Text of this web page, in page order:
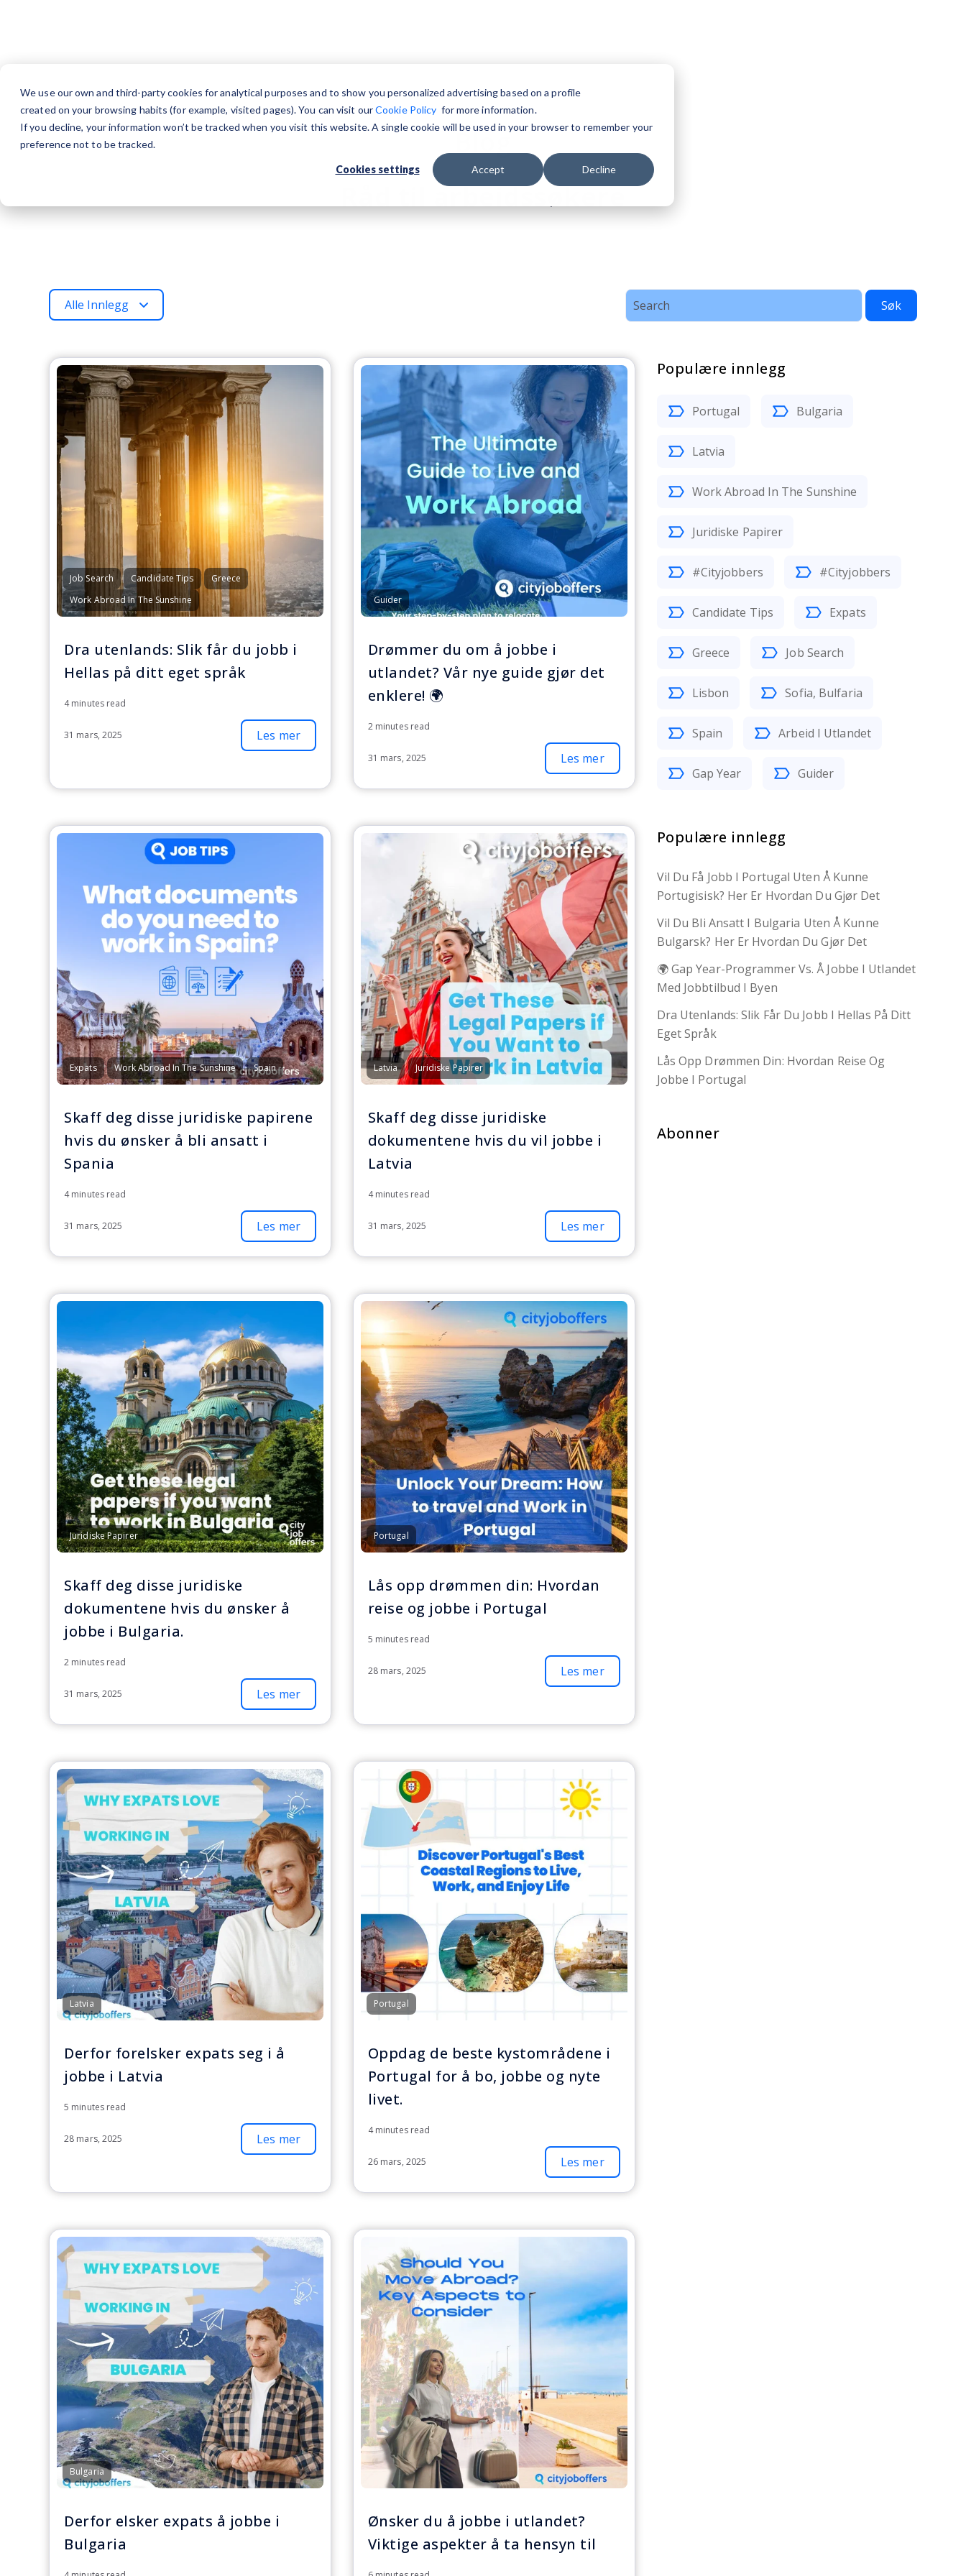
We use our own and third-party cookies for analytical purposes and to show you personalized advertising based on a profile
created on your browsing habits (for example, visited pages). You can visit ourCookie Policy for more information.
If you decline, your information won’t be tracked when you visit this website. A single cookie will be used in your browser to remember your
preference not to be tracked.
Cookies settings Accept Decline
Blog
Råd til arbeidssøkere
Alle Innlegg Søk
Populære innlegg
Portugal Bulgaria
Latvia
Work Abroad In The Sunshine
Juridiske Papirer
#Cityjobbers #Cityjobbers
Candidate Tips Expats
Greece Job Search
Lisbon Sofia, Bulfaria
Spain Arbeid I Utlandet
Gap Year Guider
Populære innlegg
Vil Du Få Jobb I Portugal Uten Å Kunne
Portugisisk? Her Er Hvordan Du Gjør Det
Vil Du Bli Ansatt I Bulgaria Uten Å Kunne
Bulgarsk? Her Er Hvordan Du Gjør Det
🌍 Gap Year-Programmer Vs. Å Jobbe I Utlandet
Med Jobbtilbud I Byen
Dra Utenlands: Slik Får Du Jobb I Hellas På Ditt
Eget Språk
Lås Opp Drømmen Din: Hvordan Reise Og
Jobbe I Portugal
Abonner
Job Search Candidate Tips
Greece
Work Abroad In The Sunshine
Dra utenlands: Slik får du jobb i
Hellas på ditt eget språk
4 minutes read
31 mars, 2025 Les mer
Guider
Drømmer du om å jobbe i
utlandet? Vår nye guide gjør det
enklere! 🌍
2 minutes read
31 mars, 2025 Les mer
Expats Work Abroad In The Sunshine Spain
Skaff deg disse juridiske papirene
hvis du ønsker å bli ansatt i
Spania
4 minutes read
31 mars, 2025 Les mer
Latvia Juridiske Papirer
Skaff deg disse juridiske
dokumentene hvis du vil jobbe i
Latvia
4 minutes read
31 mars, 2025 Les mer
Juridiske Papirer
Skaff deg disse juridiske
dokumentene hvis du ønsker å
jobbe i Bulgaria.
2 minutes read
31 mars, 2025 Les mer
Portugal
Lås opp drømmen din: Hvordan
reise og jobbe i Portugal
5 minutes read
28 mars, 2025 Les mer
Latvia
Derfor forelsker expats seg i å
jobbe i Latvia
5 minutes read
28 mars, 2025 Les mer
Portugal
Oppdag de beste kystområdene i
Portugal for å bo, jobbe og nyte
livet.
4 minutes read
26 mars, 2025 Les mer
Bulgaria
Derfor elsker expats å jobbe i
Bulgaria
Ønsker du å jobbe i utlandet?
Viktige aspekter å ta hensyn til